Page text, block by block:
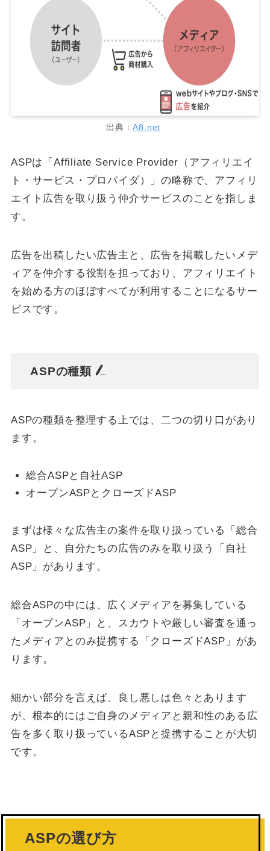
出典：A8.net
ASPは「Affiliate Service Provider（アフィリエイ
ト・サービス・プロバイダ）」の略称で、アフィリ
エイト広告を取り扱う仲介サービスのことを指しま
す。
広告を出稿したい広告主と、広告を掲載したいメデ
ィアを仲介する役割を担っており、アフィリエイト
を始める方のほぼすべてが利用することになるサー
ビスです。
ASPの種類
ASPの種類を整理する上では、二つの切り口があり
ます。
総合ASPと自社ASP
オープンASPとクローズドASP
まずは様々な広告主の案件を取り扱っている「総合
ASP」と、自分たちの広告のみを取り扱う「自社
ASP」があります。
総合ASPの中には、広くメディアを募集している
「オープンASP」と、スカウトや厳しい審査を通っ
たメディアとのみ提携する「クローズドASP」があ
ります。
細かい部分を言えば、良し悪しは色々とあります
が、根本的にはご自身のメディアと親和性のある広
告を多く取り扱っているASPと提携することが大切
です。
ASPの選び方